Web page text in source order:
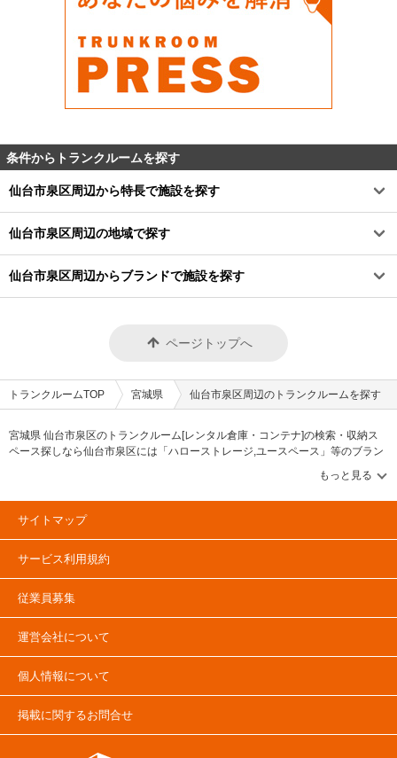
条件からトランクルームを探す
仙台市泉区周辺から特長で施設を探す
仙台市泉区周辺の地域で探す
仙台市泉区周辺からブランドで施設を探す
ページトップへ
トランクルームTOP 宮城県 仙台市泉区周辺のトランクルームを探す
宮城県 仙台市泉区のトランクルーム[レンタル倉庫・コンテナ]の検索・収納ス
ペース探しなら仙台市泉区には「ハローストレージ,ユースペース」等のブラン
ドが掲載されています。借りたい地域から探して、広さ・料金[賃料]・セキュリ
ティ・空調完備・24時間出し入れ可能などの希望条件で絞込み！豊富な物件数
から様々な方法でご希望の収納スペースを簡単に探せるトランクルーム情報サ
イトです。仙台市泉区で気になるトランクルームを見つけたら、メールか電話
サイトマップ
サービス利用規約
従業員募集
運営会社について
個人情報について
掲載に関するお問合せ